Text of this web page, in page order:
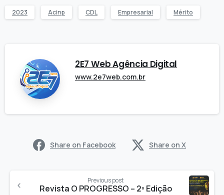
2023 Acinp CDL Empresarial Mérito
2E7 Web Agência Digital
www.2e7web.com.br
Share on Facebook Share on X
Previous post
Revista O PROGRESSO – 2º Edição